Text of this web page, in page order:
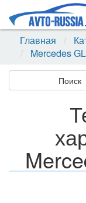
Главная
Mercedes
Поиск